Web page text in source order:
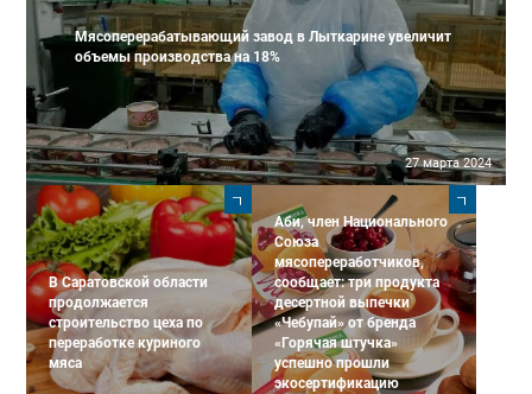
Мясоперерабатывающий завод в Лыткарине увеличит
объемы производства на 18%
27 марта 2024
В Саратовской области
продолжается
строительство цеха по
переработке куриного
мяса
Аби, член Национального
Союза
мясопереработчиков,
сообщает: три продукта
десертной выпечки
«Чебупай» от бренда
«Горячая штучка»
успешно прошли
экосертификацию